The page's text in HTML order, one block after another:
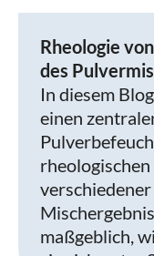
Rheologie
des
In diesem
einen
maßgeblich,